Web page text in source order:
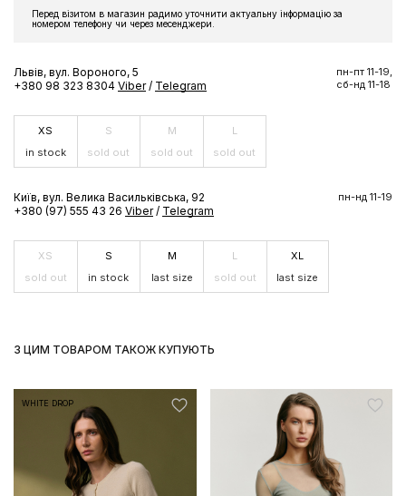
Перед візитом в магазин радимо уточнити актуальну інформацію за
номером телефону чи через месенджери.
Львів, вул. Вороного, 5
+380 98 323 8304 Viber / Telegram
пн-пт 11-19,
сб-нд 11-18
XS
in stock
S
sold out
M
sold out
L
sold out
Київ, вул. Велика Васильківська, 92
+380 (97) 555 43 26 Viber / Telegram
пн-нд 11-19
XS
sold out
S
in stock
M
last size
L
sold out
XL
last size
З ЦИМ ТОВАРОМ ТАКОЖ КУПУЮТЬ
WHITE DROP